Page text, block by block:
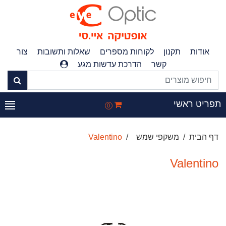
אודות תקנון לקוחות מספרים שאלות ותשובות
צור
קשר
הדרכת עדשות מגע
תפריט ראשי 0
דף הבית משקפי שמש Valentino
Valentino